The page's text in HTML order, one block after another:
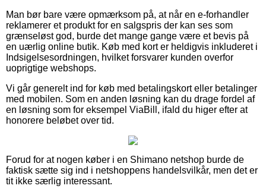
Man bør bare være opmærksom på, at når en e-forhandler
reklamerer et produkt for en salgspris der kan ses som
grænseløst god, burde det mange gange være et bevis på
en uærlig online butik. Køb med kort er heldigvis inkluderet i
Indsigelsesordningen, hvilket forsvarer kunden overfor
uoprigtige webshops.
Vi går generelt ind for køb med betalingskort eller betalinger
med mobilen. Som en anden løsning kan du drage fordel af
en løsning som for eksempel ViaBill, ifald du higer efter at
honorere beløbet over tid.
Forud for at nogen køber i en Shimano netshop burde de
faktisk sætte sig ind i netshoppens handelsvilkår, men det er
tit ikke særlig interessant.